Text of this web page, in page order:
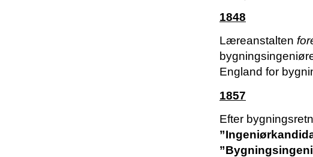
1848
Læreanstalten
England for
1857
Efter